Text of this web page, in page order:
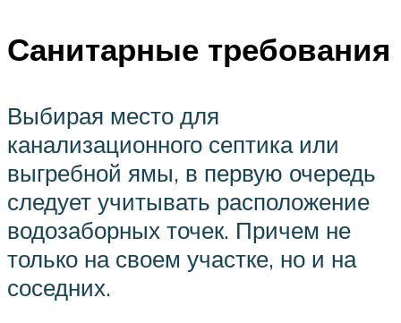
Санитарные требования
Выбирая место для
канализационного септика или
выгребной ямы, в первую очередь
следует учитывать расположение
водозаборных точек. Причем не
только на своем участке, но и на
соседних.